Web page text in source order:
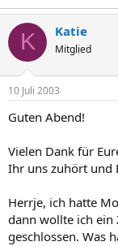
K Katie
Mitglied
10 Juli 2003
Guten Abend!
Vielen Dank für
Ihr uns zuhört und
Herrje, ich hatte
dann wollte ich ein
geschlossen. Was